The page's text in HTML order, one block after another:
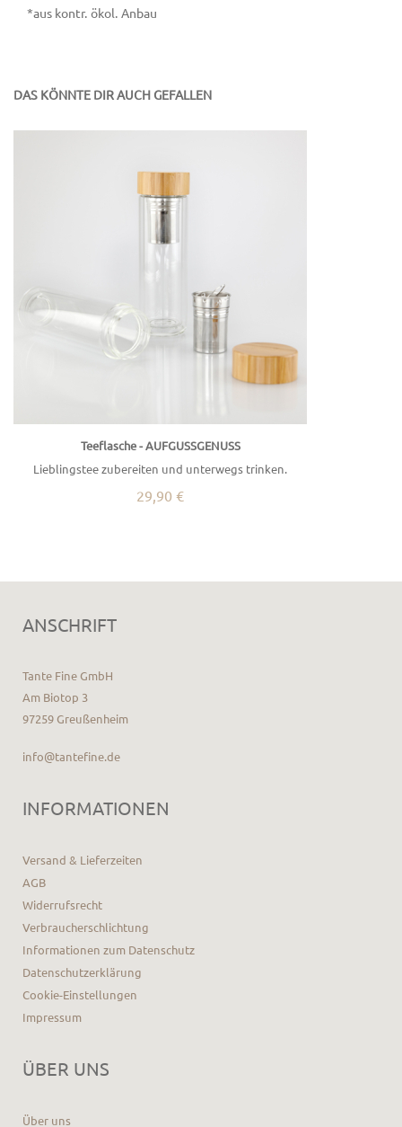
*aus kontr. ökol. Anbau
DAS KÖNNTE DIR AUCH GEFALLEN
Teeflasche - AUFGUSSGENUSS
Lieblingstee zubereiten und unterwegs trinken.
29,90 €
ANSCHRIFT
Tante Fine GmbH
Am Biotop 3
97259 Greußenheim
info@tantefine.de
INFORMATIONEN
Versand & Lieferzeiten
AGB
Widerrufsrecht
Verbraucherschlichtung
Informationen zum Datenschutz
Datenschutzerklärung
Cookie-Einstellungen
Impressum
ÜBER UNS
Über uns